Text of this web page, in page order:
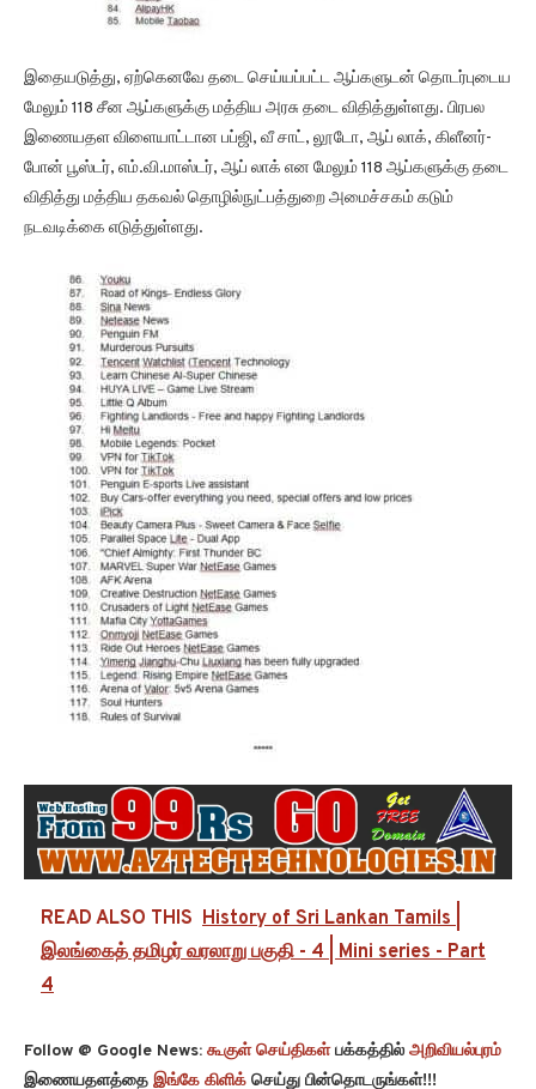
இதையடுத்து, ஏற்கெனவே தடை செய்யப்பட்ட ஆப்களுடன் தொடர்புடைய
மேலும் 118 சீன ஆப்களுக்கு மத்திய அரசு தடை விதித்துள்ளது. பிரபல
இணையதள விளையாட்டான பப்ஜி, வீ சாட், லூடோ, ஆப் லாக், கிளீனர்-
போன் பூஸ்டர், எம்.வி.மாஸ்டர், ஆப் லாக் என மேலும் 118 ஆப்களுக்கு தடை
விதித்து மத்திய தகவல் தொழில்நுட்பத்துறை அமைச்சகம் கடும்
நடவடிக்கை எடுத்துள்ளது.
READ ALSO THIS History of Sri Lankan Tamils |
இலங்கைத் தமிழர் வரலாறு பகுதி - 4 | Mini series - Part
4
Follow @ Google News: கூகுள் செய்திகள்பக்கத்தில் அறிவியல்புரம்
இணையதளத்தை இங்கே கிளிக் செய்து பின்தொடருங்கள்!!!